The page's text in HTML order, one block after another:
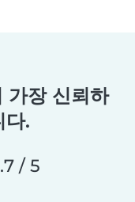
가장 신뢰하
다.
/ 5